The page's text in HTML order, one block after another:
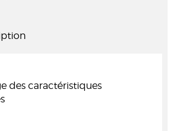
des caractéristiques